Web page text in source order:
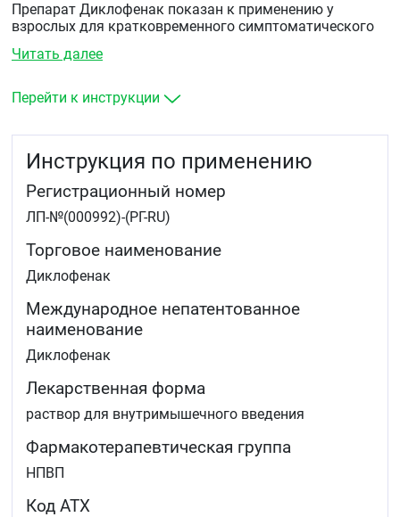
Препарат Диклофенак показан к применению у
взрослых для кратковременного симптоматического
опорно-двигательного аппарата, в том числе:
⁃ анкилозирующий спондилит и другие
спондилоартропатии,
⁃ остеоартроз,
⁃ бурсит, тендовагинит,
(люмбаго, ишиалгия, оссалгия, невралгия, миалгия,
артралгия, радикулит)
почечная и желчная колики
посттравматический и послеоперационный
болевой синдром, сопровождающийся
воспалением
Если улучшение не наступило или Вы чувствуете
ухудшение, необходимо обратиться к врачу.
Читать далее
Перейти к инструкции
Инструкция по применению
Регистрационный номер
ЛП-№(000992)-(РГ-RU)
Торговое наименование
Диклофенак
Международное непатентованное
наименование
Диклофенак
Лекарственная форма
раствор для внутримышечного введения
Фармакотерапевтическая группа
НПВП
Код АТХ